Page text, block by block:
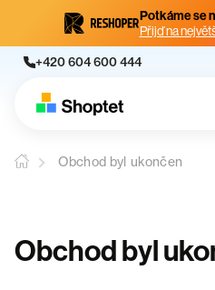
Potkáme se
Přijď na
+420 604 600 444
Obchod byl ukončen
Obchod byl